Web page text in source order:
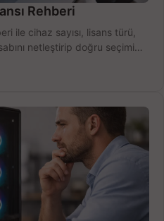
Rehberi
ile cihaz sayısı, lisans türü,
netleştirip doğru seçimi